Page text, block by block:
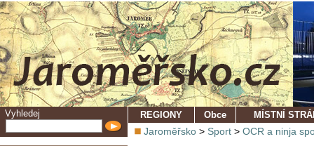
Vyhledej REGIONY Obce MÍSTNÍ
Jaroměřsko > Sport > OCR a ninja